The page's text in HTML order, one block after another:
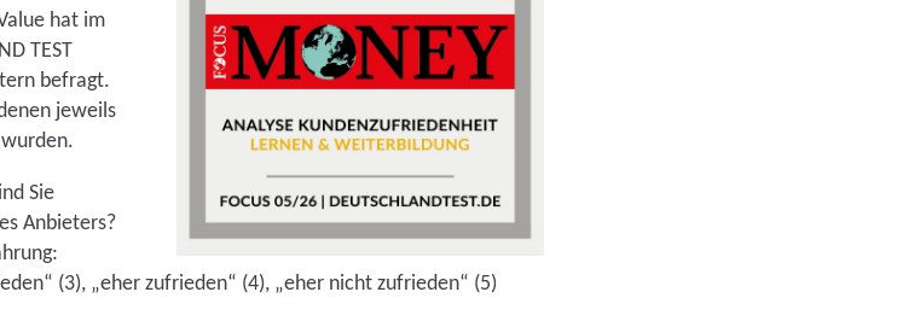
hat im
TEST
befragt.
jeweils
Sie
Anbieters?
(3), „eher zufrieden“ (4), „eher nicht zufrieden“ (5)